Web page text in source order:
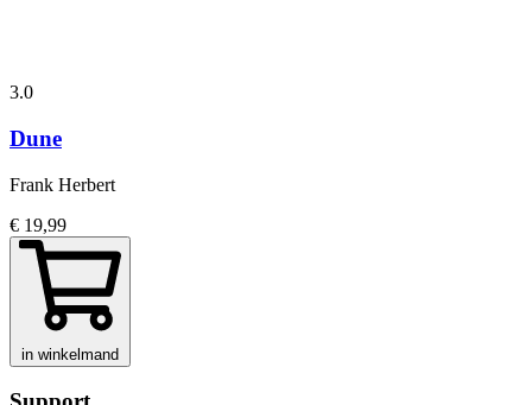
3.0
Dune
Frank Herbert
€ 19,99
in winkelmand